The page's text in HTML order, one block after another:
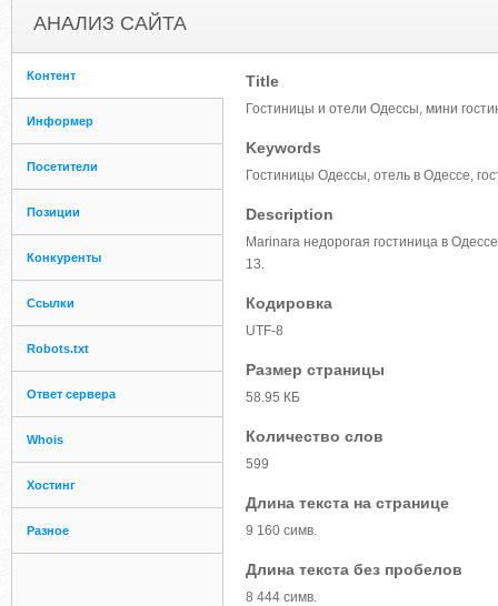
АНАЛИЗ САЙТА
Контент
Информер
Посетители
Позиции
Конкуренты
Ссылки
Robots.txt
Ответ сервера
Whois
Хостинг
Разное
Title
Гостиницы и отели Одессы, мини
Keywords
Гостиницы Одессы, отель в Одессе,
Description
Marinara недорогая гостиница в
13.
Кодировка
UTF-8
Размер страницы
58.95 КБ
Количество слов
599
Длина текста на странице
9 160 симв.
Длина текста без пробелов
8 444 симв.